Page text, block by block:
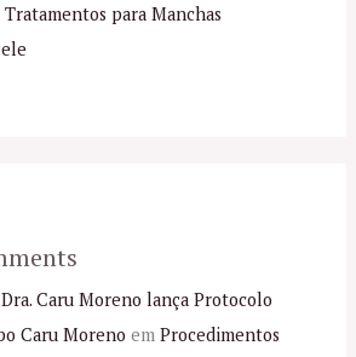
para Manchas
Caru Moreno lança Protocolo
Caru Moreno em Procedimentos